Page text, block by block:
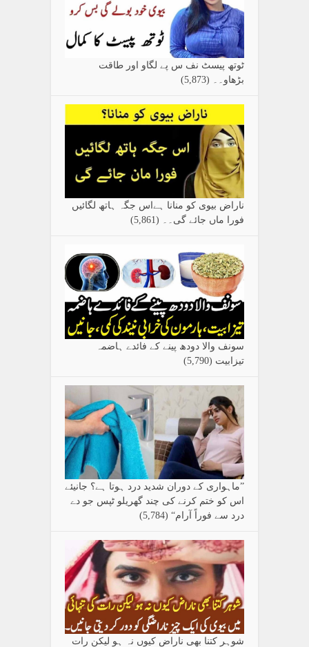
ٹوتھ پیسٹ نف س پے لگاو اور طاقت
بڑھاو۔۔ (5,873)
ناراض بیوی کو منانا ہےاس جگہ ہاتھ لگائیں
فورا ماں جائے گی۔۔ (5,861)
سونف والا دودھ پینے کے فائدے ہاضمہ
تیزابیت (5,790)
”ماہواری کے دوران شدید درد ہوتا ہے؟ جانیئے
اس کو ختم کرنے کی چند گھریلو ٹپس جو دے
درد سے فوراً آرام“ (5,784)
شوہر کتنا بھی ناراض کیوں نہ ہو لیکن رات